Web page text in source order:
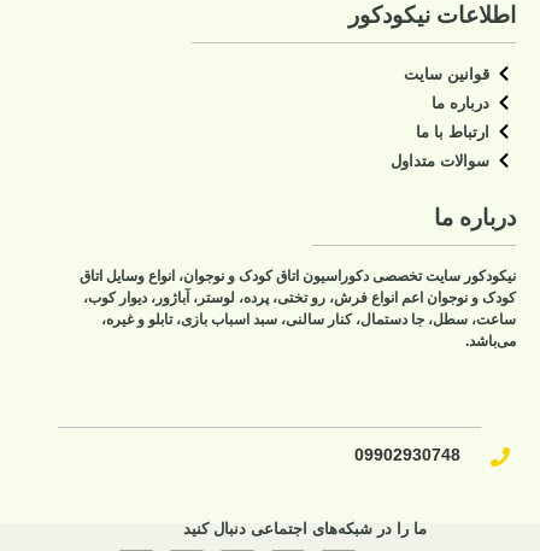
اطلاعات نیکودکور
قوانین سایت
درباره ما
ارتباط با ما
سوالات متداول
درباره ما
نیکودکور سایت تخصصی دکوراسیون اتاق کودک و نوجوان، انواع وسایل اتاق
کودک و نوجوان اعم انواع فرش، رو تختی، پرده، لوستر، آباژور، دیوار کوب،
ساعت، سطل، جا دستمال، کنار سالنی، سبد اسباب بازی، تابلو و غیره،
می‌باشد.
09902930748​
ما را در شبکه‌های اجتماعی دنبال کنید